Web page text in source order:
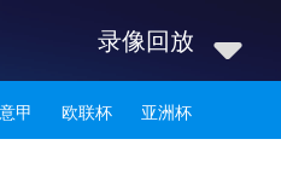
录像回放
意甲 欧联杯 亚洲杯